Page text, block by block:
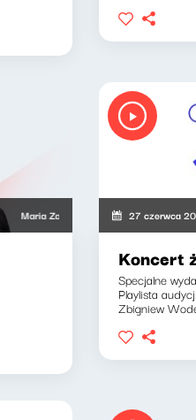
Maria Zamachowska, Piotr Bukartyk27 czerwca
Koncert
Specjalne
Playlista
Zbigniew